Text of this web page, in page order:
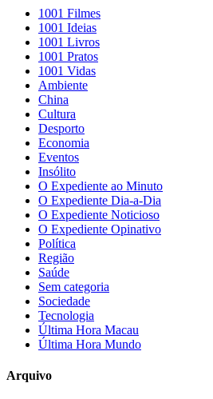
1001 Filmes
1001 Ideias
1001 Livros
1001 Pratos
1001 Vidas
Ambiente
China
Cultura
Desporto
Economia
Eventos
Insólito
O Expediente ao Minuto
O Expediente Dia-a-Dia
O Expediente Noticioso
O Expediente Opinativo
Política
Região
Saúde
Sem categoria
Sociedade
Tecnologia
Última Hora Macau
Última Hora Mundo
Arquivo